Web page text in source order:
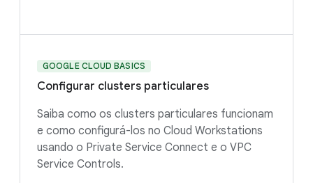
GOOGLE CLOUD BASICS
Configurar clusters particulares
Saiba como os clusters particulares funcionam
e como configurá-los no Cloud Workstations
usando o Private Service Connect e o VPC
Service Controls.